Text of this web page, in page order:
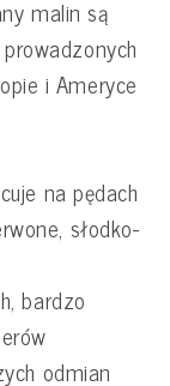
malin są
i Ameryce
na pędach
słodko-
bardzo
odmian